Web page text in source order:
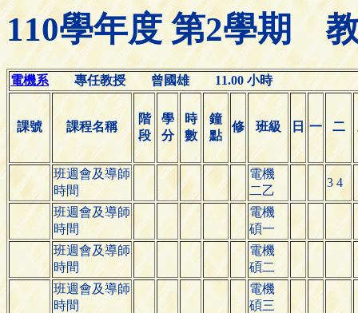
110學年度 第2學期
電機系專任教授 曾國雄 11.00 小時
課號 課程名稱
階
段
學
分
時
數
鐘
點
修 班級 日 一 二
班週會及導師
時間
電機
二乙
3 4
班週會及導師
時間
電機
碩一
班週會及導師
時間
電機
碩二
班週會及導師
時間
電機
碩三